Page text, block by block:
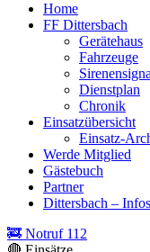
Home
FF Dittersbach
Gerätehaus
Fahrzeuge
Dienstplan
Chronik
Einsatzübersicht
Einsatz-
Werde Mitglied
Gästebuch
Partner
Dittersbach – Infos
🚒 Notruf 112